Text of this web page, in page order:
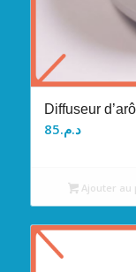
Diffuseur
د.م.85
Ajouter au